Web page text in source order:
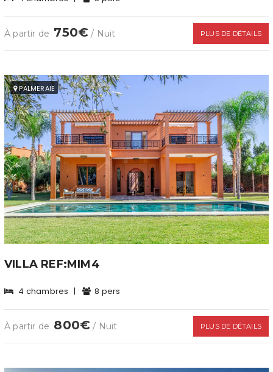
À partir de 750€ / Nuit PLUS DE DÉTAILS
PALMERAIE
VILLA REF:MIM4
4 chambres | 8 pers
À partir de 800€ / Nuit PLUS DE DÉTAILS